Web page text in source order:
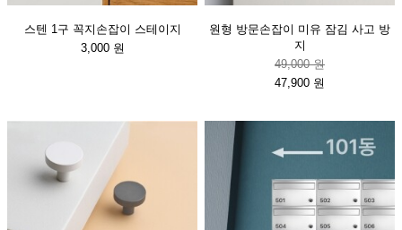
스텐 1구 꼭지손잡이 스테이지
3,000 원
원형 방문손잡이 미유 잠김 사고 방
지
49,000 원
47,900 원